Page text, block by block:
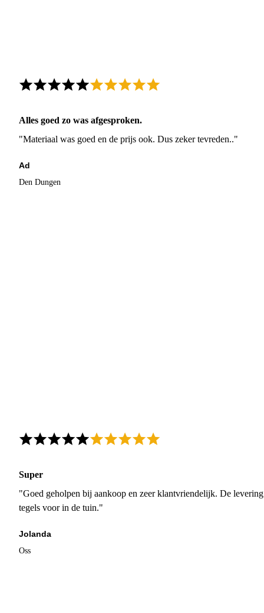
Alles goed zo was afgesproken.
"Materiaal was goed en de prijs ook. Dus zeker tevreden.."
Ad
Den Dungen
Super
"Goed geholpen bij aankoop en zeer klantvriendelijk. De
tegels voor in de tuin."
Jolanda
Oss